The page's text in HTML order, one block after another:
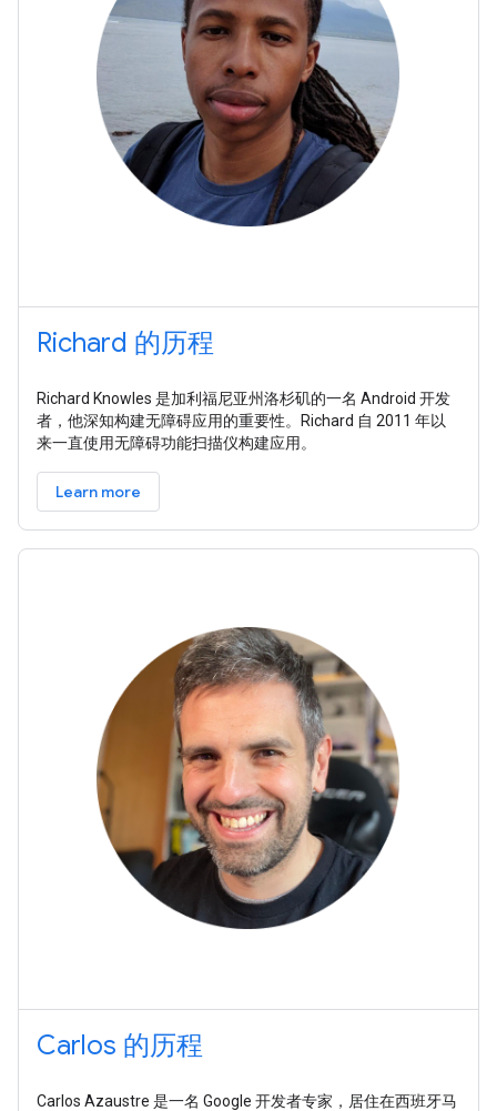
Richard 的历程
Richard Knowles 是加利福尼亚州洛杉矶的一名 Android 开发
者，他深知构建无障碍应用的重要性。Richard 自 2011 年以
来一直使用无障碍功能扫描仪构建应用。
Learn more
Carlos 的历程
Carlos Azaustre 是一名 Google 开发者专家，居住在西班牙马